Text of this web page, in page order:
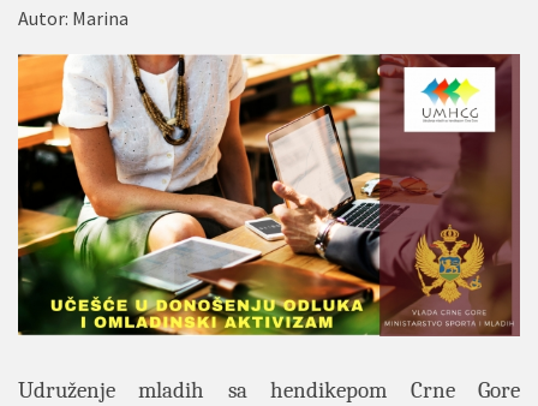
Autor: Marina
Udruženje mladih sa hendikepom Crne Gore